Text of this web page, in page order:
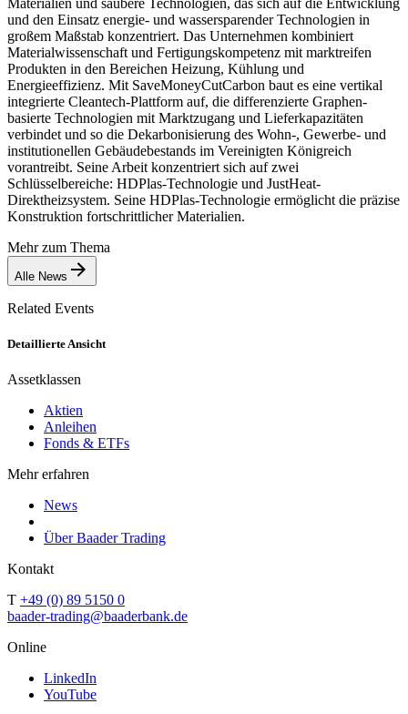
und den Einsatz energie- und wassersparender Technologien in
großem Maßstab konzentriert. Das Unternehmen kombiniert
Materialwissenschaft und Fertigungskompetenz mit marktreifen
Produkten in den Bereichen Heizung, Kühlung und
Energieeffizienz. Mit SaveMoneyCutCarbon baut es eine vertikal
integrierte Cleantech-Plattform auf, die differenzierte Graphen-
basierte Technologien mit Marktzugang und Lieferkapazitäten
verbindet und so die Dekarbonisierung des Wohn-, Gewerbe- und
institutionellen Gebäudebestands im Vereinigten Königreich
vorantreibt. Seine Arbeit konzentriert sich auf zwei
Schlüsselbereiche: HDPlas-Technologie und JustHeat-
Direktheizsystem. Seine HDPlas-Technologie ermöglicht die präzise
Konstruktion fortschrittlicher Materialien.
Mehr zum Thema
Alle News
Related Events
Detaillierte Ansicht
Assetklassen
Aktien
Anleihen
Fonds & ETFs
Mehr erfahren
News
Über Baader Trading
Kontakt
T +49 (0) 89 5150 0
baader-trading@baaderbank.de
Online
LinkedIn
YouTube